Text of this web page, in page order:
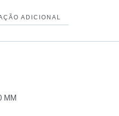
ADICIONAL
MM